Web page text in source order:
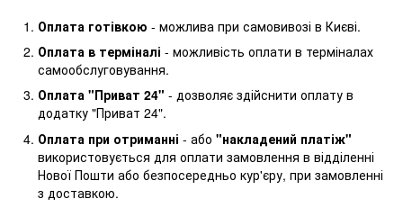
Оплата готівкою - можлива при самовивозі в Києві.
Оплата в терміналі - можливість оплати в терміналах
самообслуговування.
Оплата "Приват 24" - дозволяє здійснити оплату в
додатку "Приват 24".
Оплата при отриманні - або "накладений платіж"
використовується для оплати замовлення в відділенні
Нової Пошти або безпосередньо кур'єру, при замовленні
з доставкою.